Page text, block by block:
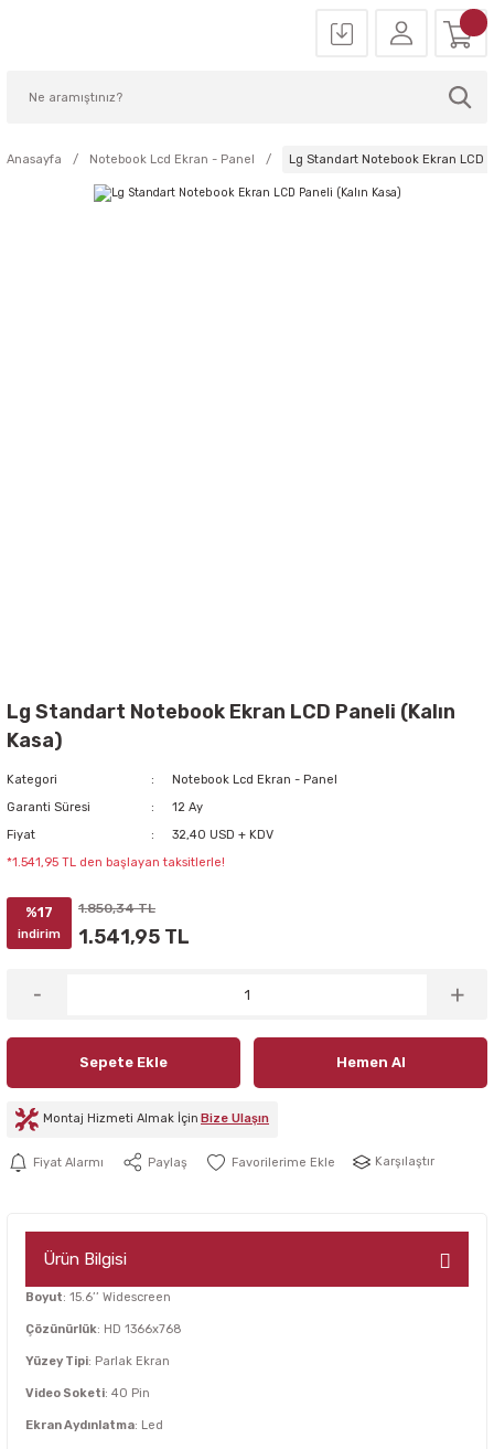
Anasayfa Notebook Lcd Ekran - Panel Lg Standart Notebook Ekran LCD
Lg Standart Notebook Ekran LCD Paneli (Kalın
Kasa)
Kategori
Notebook Lcd Ekran - Panel
Garanti Süresi
12 Ay
Fiyat
32,40 USD + KDV
*1.541,95 TL den başlayan taksitlerle!
%17
indirim
1.850,34 TL
1.541,95 TL
Sepete Ekle Hemen Al
Montaj Hizmeti Almak İçin Bize Ulaşın
Fiyat Alarmı Paylaş Karşılaştır
Ürün Bilgisi
Boyut: 15.6’’ Widescreen
Çözünürlük: HD 1366x768
Yüzey Tipi: Parlak Ekran
Video Soketi: 40 Pin
Ekran Aydınlatma: Led